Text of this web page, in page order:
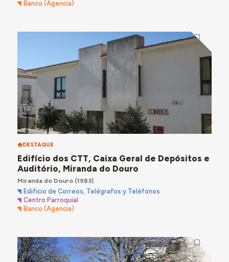
Banco (Agencia)
DESTAQUE
Edifício dos CTT, Caixa Geral de Depósitos e
Auditório, Miranda do Douro
Miranda do Douro(1983)
Edificio de Correos, Telégrafos y Teléfonos
Centro Parroquial
Banco (Agencia)